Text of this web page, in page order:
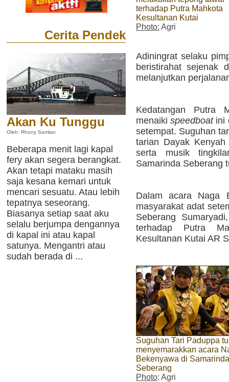
Cerita Pendek
Akan Ku Tunggu
Oleh: Rhony Samlan
Beberapa menit lagi kapal
fery akan segera berangkat.
Akan tetapi mataku masih
saja kesana kemari untuk
mencari sesuatu. Atau lebih
tepatnya seseorang.
Biasanya setiap saat aku
selalu berjumpa dengannya
di kapal ini atau kapal
satunya. Mengantri atau
sudah berada di ...
terhadap Putra Mahkota
Kesultanan Kutai
Photo: Agri
Adiningrat selaku
beristirahat sejenak
melanjutkan
Kedatangan Putra
menaikispeedboatini
setempat. Suguhan
tarian Dayak
serta musik
Samarinda Seberang
Dalam acara Naga
masyarakat adat
Seberang
terhadap Putra
Kesultanan Kutai AR
Suguhan Tari Paduppa
menyemarakkan acara
Bekenyawa di Samarinda
Seberang
Photo: Agri